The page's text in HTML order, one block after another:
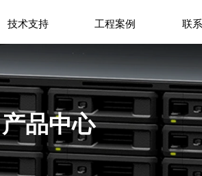
技术支持 工程案例 联
产品中心